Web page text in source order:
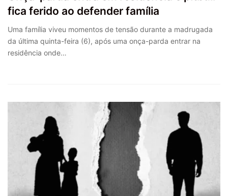
fica ferido ao defender família
Uma família viveu momentos de tensão durante a madrugada
da última quinta-feira (6), após uma onça-parda entrar na
residência onde…